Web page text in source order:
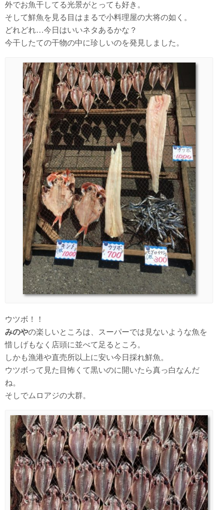
外でお魚干してる光景がとっても好き。
そして鮮魚を見る目はまるで小料理屋の大将の如く。
どれどれ…今日はいいネタあるかな？
今干したての干物の中に珍しいのを発見しました。
ウツボ！！
みのやの楽しいところは、スーパーでは見ないような魚を
惜しげもなく店頭に並べて足るところ。
しかも漁港や直売所以上に安い今日採れ鮮魚。
ウツボって見た目怖くて黒いのに開いたら真っ白なんだ
ね。
そしでムロアジの大群。